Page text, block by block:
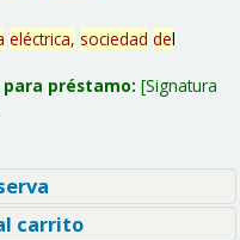
eléctrica, sociedad del
préstamo: Signatura
carrito